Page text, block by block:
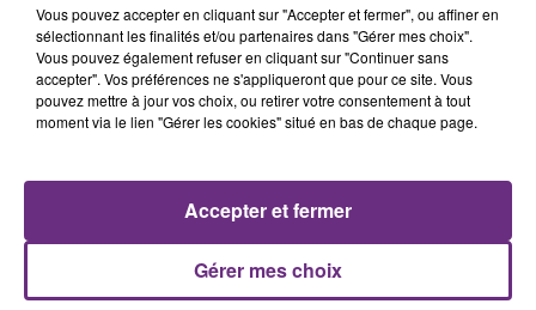
PROCHAINE JE VENDANGE EN...
La vendange en Champagne a débuté ce jeudi 6
Vous pouvez accepter en cliquant sur "Accepter et fermer", ou affiner en
sélectionnant les finalités et/ou partenaires dans "Gérer mes choix".
Vous pouvez également refuser en cliquant sur "Continuer sans
accepter". Vos préférences ne s'appliqueront que pour ce site. Vous
pouvez mettre à jour vos choix, ou retirer votre consentement à tout
moment via le lien "Gérer les cookies" situé en bas de chaque page.
Gérer mes choix
Accepter et fermer